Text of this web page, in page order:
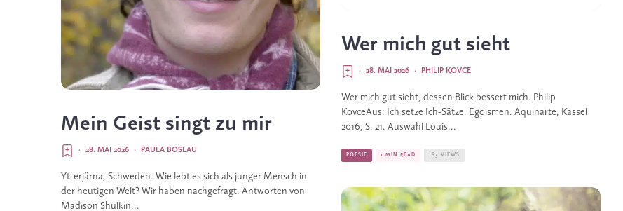
Mein Geist singt zu mir
PAULA BOSLAU
·
28. MAI 2026
·
Ytterjärna, Schweden. Wie lebt es sich als junger Mensch in
der heutigen Welt? Wir haben nachgefragt. Antworten von
Madison Shulkin...
Wer mich gut sieht
PHILIP KOVCE
·
28. MAI 2026
·
Wer mich gut sieht, dessen Blick bessert mich. Philip
KovceAus: Ich setze Ich-Sätze. Egoismen. Aquinarte, Kassel
2016, S. 21. Auswahl Louis...
POESIE 1 MIN READ 183 VIEWS